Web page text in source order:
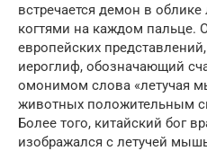
встречается демон в
когтями на каждом пальце.
европейских
иероглиф, обозначающий
омонимом слова «летучая
животных положительным
Более того, китайский бог
изображался с летучей